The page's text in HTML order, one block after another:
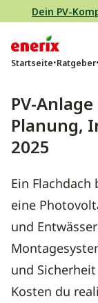
Direkt zum Inhalt
Dein PV-
Startseite•Ratgeber•
PV-
Planung,
2025
Ein
eine
und
und
Kosten du